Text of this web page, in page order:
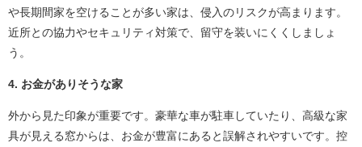
や長期間家を空けることが多い家は、侵入のリスクが高まります。
近所との協力やセキュリティ対策で、留守を装いにくくしましょ
う。
4. お金がありそうな家
外から見た印象が重要です。豪華な車が駐車していたり、高級な家
具が見える窓からは、お金が豊富にあると誤解されやすいです。控